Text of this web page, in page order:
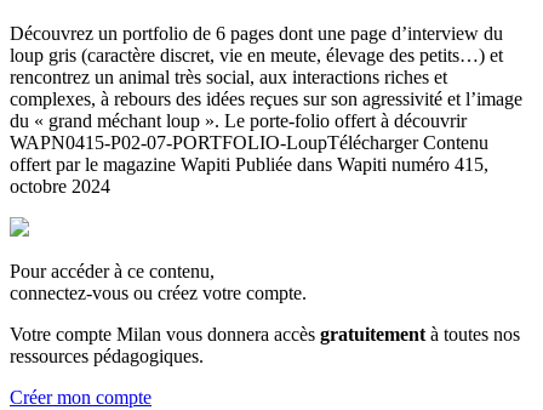
Découvrez un portfolio de 6 pages dont une page d’interview du
loup gris (caractère discret, vie en meute, élevage des petits…) et
rencontrez un animal très social, aux interactions riches et
complexes, à rebours des idées reçues sur son agressivité et l’image
du « grand méchant loup ». Le porte-folio offert à découvrir
WAPN0415-P02-07-PORTFOLIO-LoupTélécharger Contenu
offert par le magazine Wapiti Publiée dans Wapiti numéro 415,
octobre 2024
Pour accéder à ce contenu,
connectez-vous ou créez votre compte.
Votre compte Milan vous donnera accès gratuitement à toutes nos
ressources pédagogiques.
Créer mon compte